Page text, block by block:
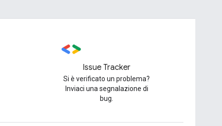
Issue Tracker
Si è verificato un problema?
Inviaci una segnalazione di
bug.